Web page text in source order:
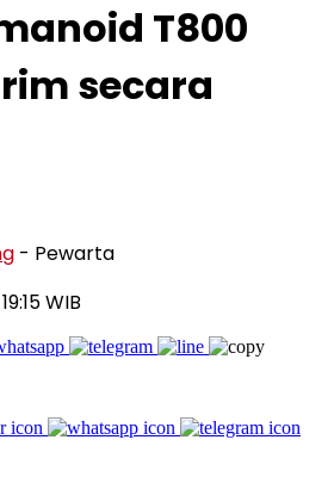
T800
secara
- Pewarta
WIB